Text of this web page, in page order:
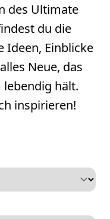
des Ultimate
du die
Ideen, Einblicke
Neue, das
lebendig hält.
inspirieren!